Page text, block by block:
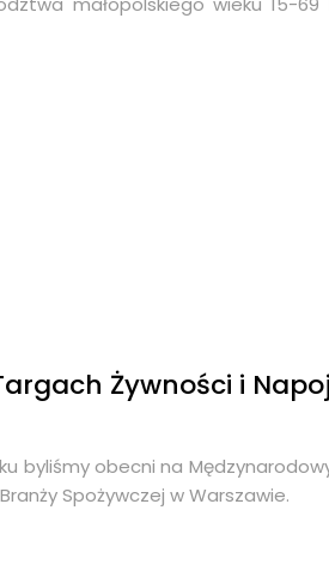
Żywności i
byliśmy obecni na
Spożywczej w Warszawie.